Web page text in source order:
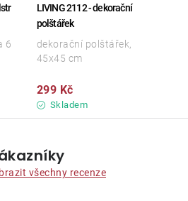
6
LIVING 2112 - dekorační
polštářek
Skladem
299 Kč
dekorační polštářek,
45x45 cm
všechny recenze